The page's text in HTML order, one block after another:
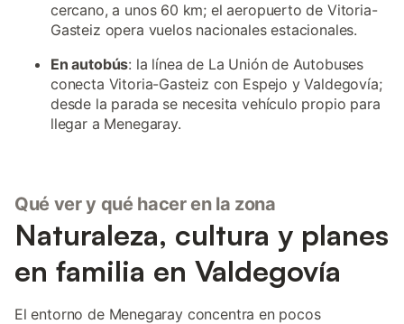
cercano, a unos 60 km; el aeropuerto de Vitoria-
Gasteiz opera vuelos nacionales estacionales.
En autobús: la línea de La Unión de Autobuses
conecta Vitoria-Gasteiz con Espejo y Valdegovía;
desde la parada se necesita vehículo propio para
llegar a Menegaray.
Qué ver y qué hacer en la zona
Naturaleza, cultura y planes
en familia en Valdegovía
El entorno de Menegaray concentra en pocos